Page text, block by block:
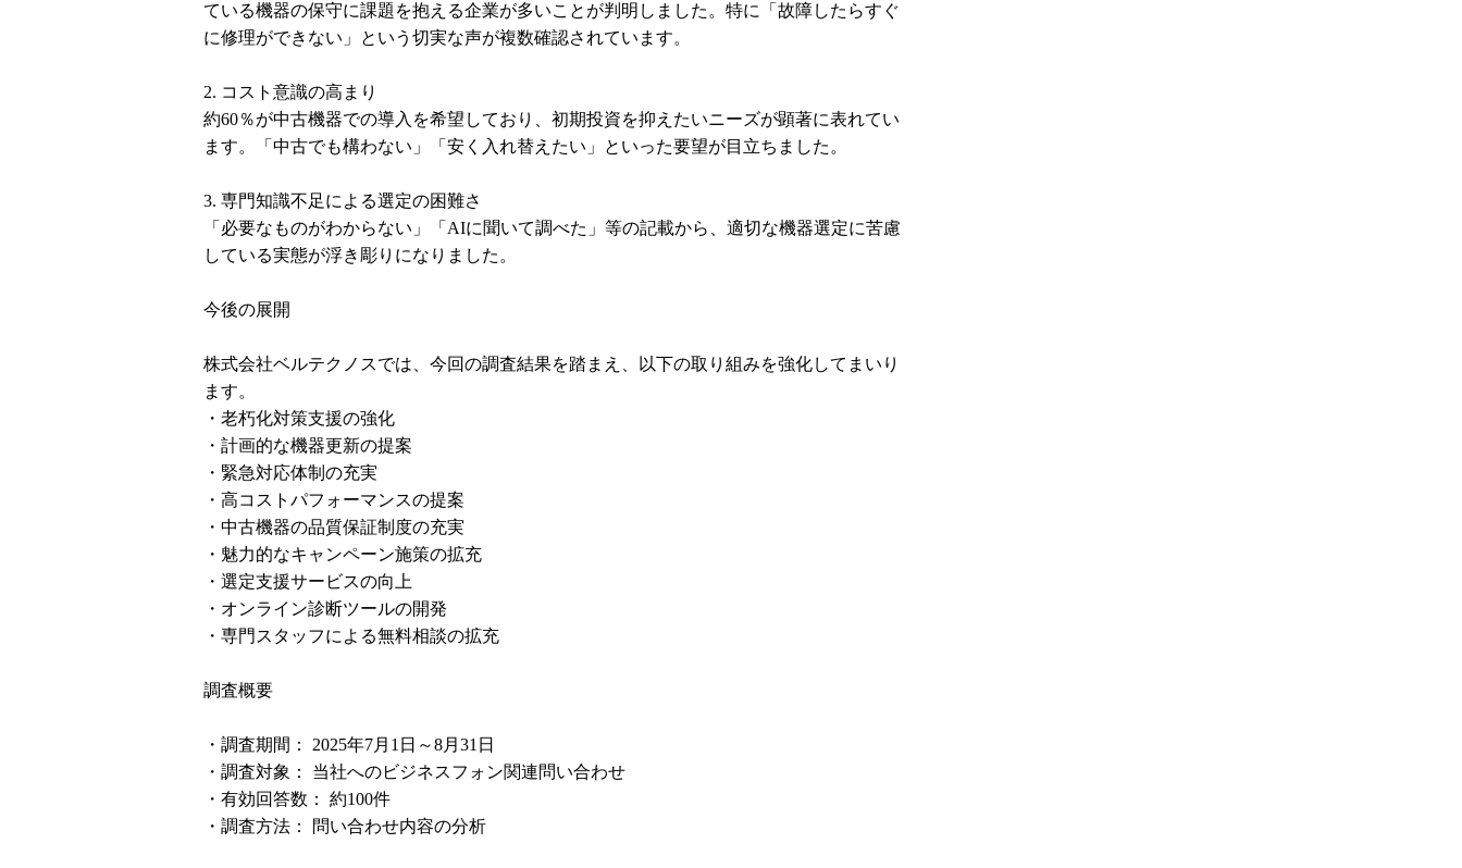
ている機器の保守に課題を抱える企業が多いことが判明しました。特に「故障したらすぐ
に修理ができない」という切実な声が複数確認されています。
2. コスト意識の高まり
約60％が中古機器での導入を希望しており、初期投資を抑えたいニーズが顕著に表れてい
ます。「中古でも構わない」「安く入れ替えたい」といった要望が目立ちました。
3. 専門知識不足による選定の困難さ
「必要なものがわからない」「AIに聞いて調べた」等の記載から、適切な機器選定に苦慮
している実態が浮き彫りになりました。
今後の展開
株式会社ベルテクノスでは、今回の調査結果を踏まえ、以下の取り組みを強化してまいり
ます。
・老朽化対策支援の強化
・計画的な機器更新の提案
・緊急対応体制の充実
・高コストパフォーマンスの提案
・中古機器の品質保証制度の充実
・魅力的なキャンペーン施策の拡充
・選定支援サービスの向上
・オンライン診断ツールの開発
・専門スタッフによる無料相談の拡充
調査概要
・調査期間： 2025年7月1日～8月31日
・調査対象： 当社へのビジネスフォン関連問い合わせ
・有効回答数： 約100件
・調査方法： 問い合わせ内容の分析